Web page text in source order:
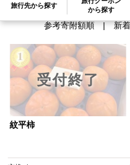
旅行先から探す
から探す
参考寄附額順|新
受付終了
紋平柿